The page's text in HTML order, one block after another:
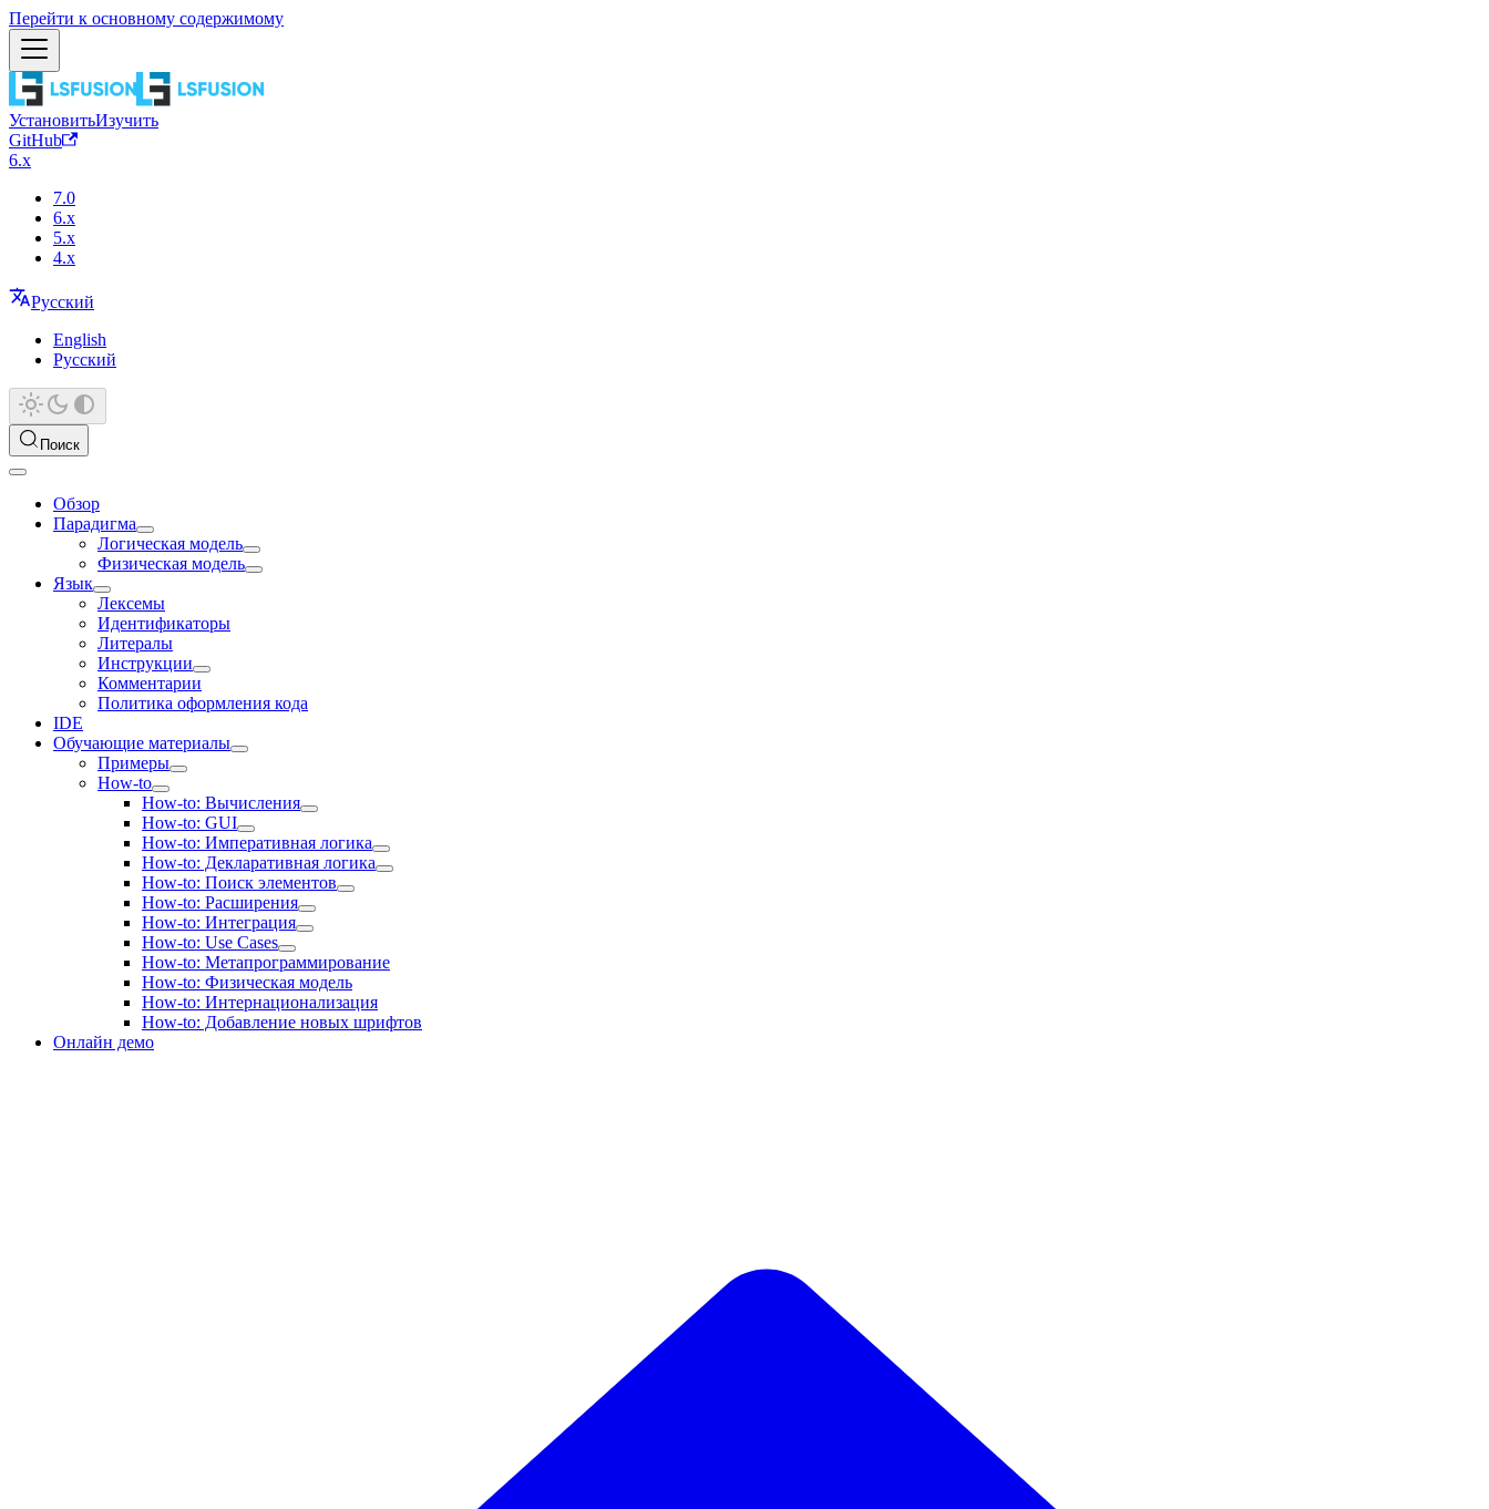
Перейти к основному содержимому
УстановитьИзучить
GitHub
6.x
7.0
6.x
5.x
4.x
Русский
English
Русский
Поиск
Обзор
Парадигма
Логическая модель
Физическая модель
Язык
Лексемы
Идентификаторы
Литералы
Инструкции
Комментарии
Политика оформления кода
IDE
Обучающие материалы
Примеры
How-to
How-to: Вычисления
How-to: GUI
How-to: Императивная логика
How-to: Декларативная логика
How-to: Поиск элементов
How-to: Расширения
How-to: Интеграция
How-to: Use Cases
How-to: Метапрограммирование
How-to: Физическая модель
How-to: Интернационализация
How-to: Добавление новых шрифтов
Онлайн демо